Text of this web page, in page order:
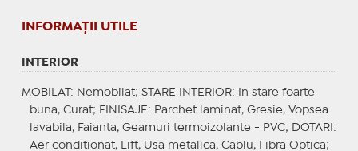
INFORMAŢII UTILE
INTERIOR
MOBILAT : Nemobilat; STARE INTERIOR: In stare foarte
buna, Curat; FINISAJE : Parchet laminat, Gresie, Vopsea
lavabila, Faianta, Geamuri termoizolante - PVC;
DOTARI :
Aer conditionat, Lift, Usa metalica, Cablu, Fibra Optica;